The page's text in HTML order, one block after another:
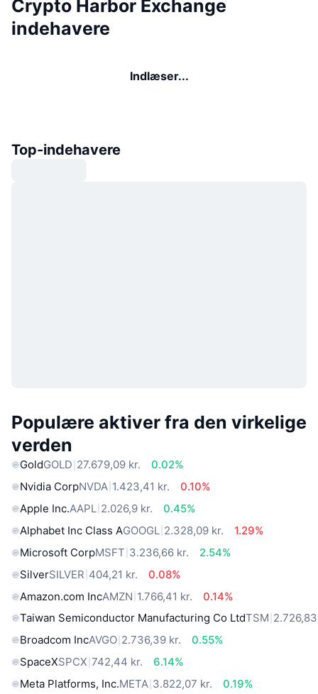
Crypto Harbor Exchange
indehavere
Indlæser...
Top-indehavere
Populære aktiver fra den virkelige
verden
GoldGOLD 27.679,09 kr.
0.02%
Nvidia CorpNVDA 1.423,41 kr.
0.10%
Apple Inc.AAPL 2.026,9 kr.
0.45%
Alphabet Inc Class AGOOGL 2.328,09 kr.
1.29%
Microsoft CorpMSFT 3.236,66 kr.
2.54%
SilverSILVER 404,21 kr.
0.08%
Amazon.com IncAMZN 1.766,41 kr.
0.14%
Taiwan Semiconductor Manufacturing Co LtdTSM
Broadcom IncAVGO 2.736,39 kr.
0.55%
SpaceXSPCX 742,44 kr.
6.14%
Meta Platforms, Inc.META 3.822,07 kr.
0.19%